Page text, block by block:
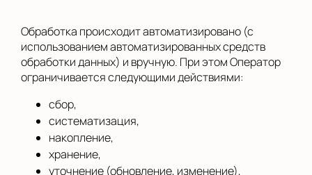
Обработка происходит автоматизировано (с
использованием автоматизированных средств
обработки данных) и вручную. При этом Оператор
ограничивается следующими действиями:
сбор,
систематизация,
накопление,
хранение,
уточнение (обновление, изменение),